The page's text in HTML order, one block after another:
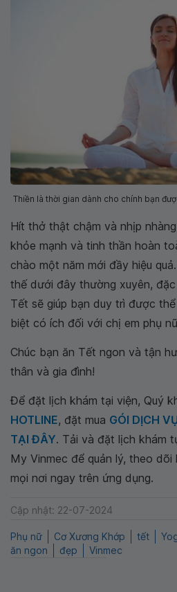
Thiền là thời gian dành cho chính bạn
Hít thở thật chậm và nhịp
khỏe mạnh và tinh thần hoàn
chào một năm mới đầy hiệu
thế dưới đây thường xuyên,
Tết sẽ giúp bạn duy trì được
biệt có ích đối với chị em phụ
Chúc bạn ăn Tết ngon và tận
thân và gia đình!
Để đặt lịch khám tại viện, Quý
HOTLINE, đặt mua GÓI DỊCH
TẠI ĐÂY. Tải và đặt lịch khám
My Vinmec để quản lý, theo
mọi nơi ngay trên ứng dụng.
Cập nhật: 22-07-2024
Phụ nữ Cơ Xương Khớp tết
ăn ngon
đẹp Vinmec